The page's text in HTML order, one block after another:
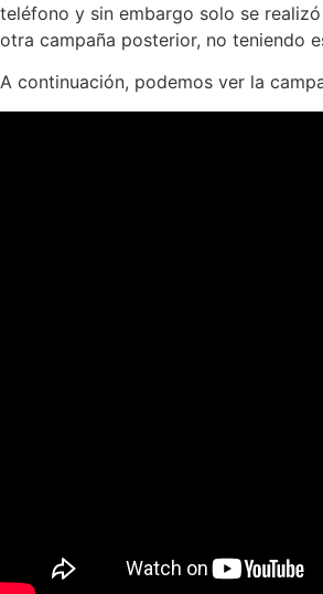
teléfono y sin embargo solo se
otra campaña posterior, no teniendo
A continuación, podemos ver la